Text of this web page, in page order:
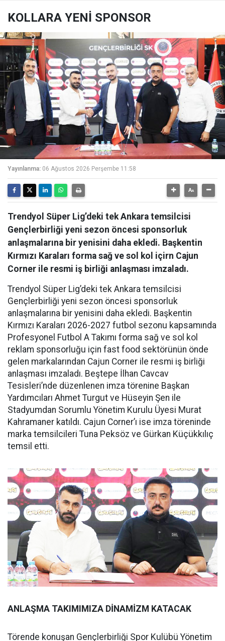
KOLLARA YENİ SPONSOR
Yayınlanma: 06 Ağustos 2026 Perşembe 11:58
Trendyol Süper Lig’deki tek Ankara temsilcisi
Gençlerbirliği yeni sezon öncesi sponsorluk
anlaşmalarına bir yenisini daha ekledi. Başkentin
Kırmızı Karaları forma sağ ve sol kol içirn Cajun
Corner ile resmi iş birliği anlaşması imzaladı.
Trendyol Süper Lig’deki tek Ankara temsilcisi
Gençlerbirliği yeni sezon öncesi sponsorluk
anlaşmalarına bir yenisini daha ekledi. Başkentin
Kırmızı Karaları 2026-2027 futbol sezonu kapsamında
Profesyonel Futbol A Takımı forma sağ ve sol kol
reklam sponsorluğu için fast food sektörünün önde
gelen markalarından Cajun Corner ile resmi iş birliği
anlaşması imzaladı. Beştepe İlhan Cavcav
Tesisleri’nde düzenlenen imza törenine Başkan
Yardımcıları Ahmet Turgut ve Hüseyin Şen ile
Stadyumdan Sorumlu Yönetim Kurulu Üyesi Murat
Kahramaner katıldı. Cajun Corner’ı ise imza töreninde
marka temsilcileri Tuna Peksöz ve Gürkan Küçükkılıç
temsil etti.
ANLAŞMA TAKIMIMIZA DİNAMİZM KATACAK
Törende konuşan Gençlerbirliği Spor Kulübü Yönetim